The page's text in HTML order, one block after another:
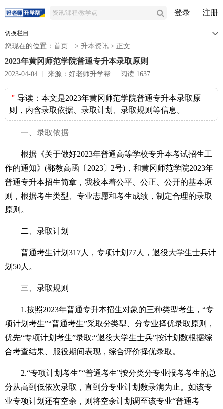
登录 注册
切换栏目
您现在的位置： 首页 > 升本资讯 > 正文
​2023年黄冈师范学院普通专升本录取原则
2023-04-04 来源：好老师升学帮 阅读 1637
＂ 导读： 本文是​2023年黄冈师范学院普通专升本录取原
则，内含录取依据、录取计划、录取规则等信息。
一、录取依据
根据《关于做好2023年普通高等学校专升本考试招生工
作的通知》(鄂教高函〔2023〕2号)，和黄冈师范学院2023年
普通专升本招生简章，我校本着公平、公正、公开的基本原
则，根据考生类型、专业志愿和考生成绩，制定合理的录取
原则。
二、录取计划
普通考生计划317人，专项计划77人，退役大学生士兵计
划50人。
三、录取规则
1.按照2023年普通专升本招生对象的三种类型考生，“专
项计划考生”“普通考生”采取分类型、分专业择优录取原则，
优先“专项计划考生”录取;“退役大学生士兵”按计划数根据综
合考查结果、服役期间表现，综合评价择优录取。
2.“专项计划考生”“普通考生”按分类分专业报考考生的总
分从高到低依次录取，直到分专业计划数录满为止。如该专
业专项计划还有空余，则将空余计划调至该专业“普通考